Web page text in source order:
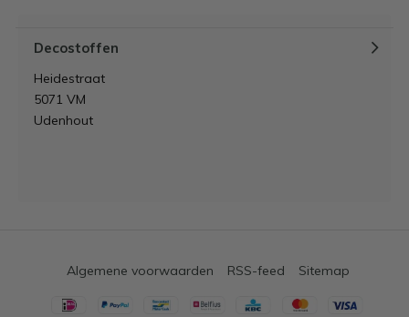
Decostoffen
Heidestraat
5071 VM
Udenhout
Algemene voorwaarden RSS-feed Sitemap